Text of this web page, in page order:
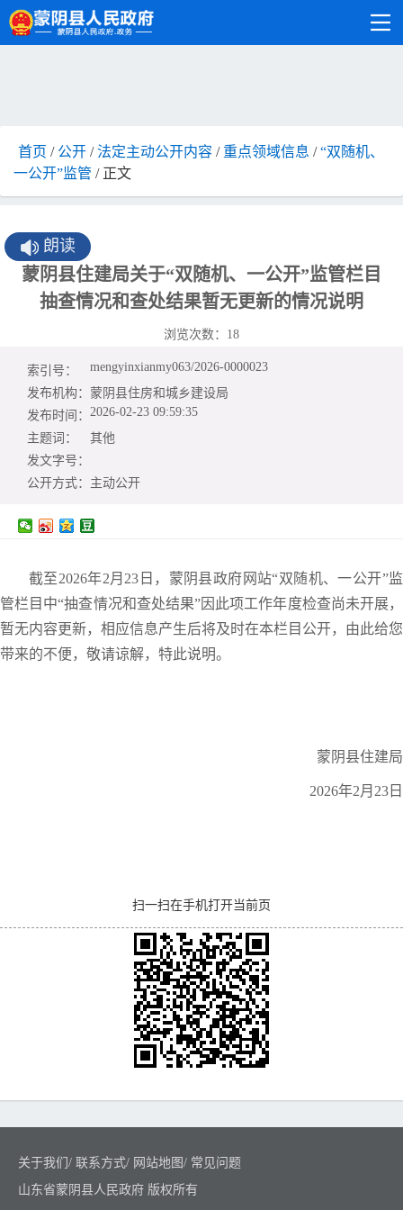
首页 / 公开 /法定主动公开内容 / 重点领域信息 /“双随机、
一公开”监管 / 正文
朗读
蒙阴县住建局关于“双随机、一公开”监管栏目
抽查情况和查处结果暂无更新的情况说明
浏览次数： 18
索引号：
mengyinxianmy063/2026-0000023
发布机构： 蒙阴县住房和城乡建设局
发布时间： 2026-02-23 09:59:35
主题词：
其他
发文字号：
公开方式： 主动公开
截至2026年2月23日，蒙阴县政府网站“双随机、一公开”监
管栏目中“抽查情况和查处结果”因此项工作年度检查尚未开展，
暂无内容更新，相应信息产生后将及时在本栏目公开，由此给您
带来的不便，敬请谅解，特此说明。
蒙阴县住建局
2026年2月23日
扫一扫在手机打开当前页
关于我们 / 联系方式/ 网站地图/ 常见问题
山东省蒙阴县人民政府 版权所有